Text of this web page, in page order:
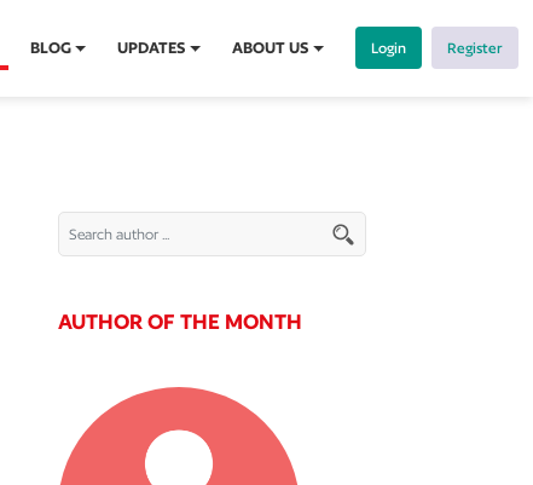
BLOG UPDATES ABOUT US Login Register
AUTHOR OF THE MONTH